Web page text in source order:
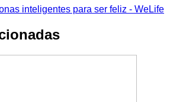
inteligentes para ser feliz - WeLife